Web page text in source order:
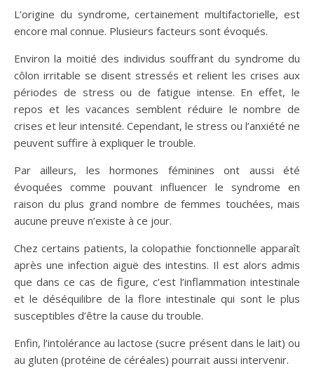
L’origine du syndrome, certainement multifactorielle, est
encore mal connue. Plusieurs facteurs sont évoqués.
Environ la moitié des individus souffrant du syndrome du
côlon irritable se disent stressés et relient les crises aux
périodes de stress ou de fatigue intense. En effet, le
repos et les vacances semblent réduire le nombre de
crises et leur intensité. Cependant, le stress ou l’anxiété ne
peuvent suffire à expliquer le trouble.
Par ailleurs, les hormones féminines ont aussi été
évoquées comme pouvant influencer le syndrome en
raison du plus grand nombre de femmes touchées, mais
aucune preuve n’existe à ce jour.
Chez certains patients, la colopathie fonctionnelle apparaît
après une infection aiguë des intestins. Il est alors admis
que dans ce cas de figure, c’est l’inflammation intestinale
et le déséquilibre de la flore intestinale qui sont le plus
susceptibles d’être la cause du trouble.
Enfin, l’intolérance au lactose (sucre présent dans le lait) ou
au gluten (protéine de céréales) pourrait aussi intervenir.